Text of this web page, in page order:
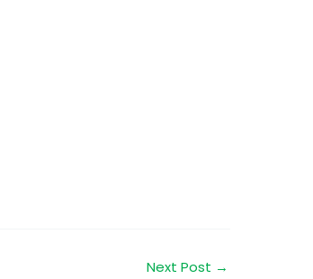
Next Post →